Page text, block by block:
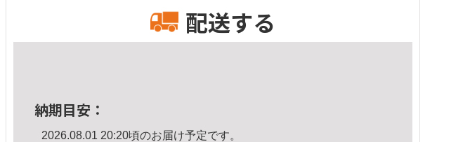
配送する
納期目安：
2026.08.01 20:20頃のお届け予定です。